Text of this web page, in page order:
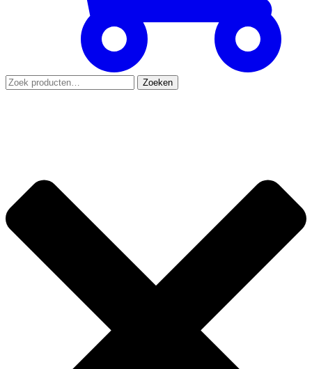
Zoeken
naar:
Zoeken